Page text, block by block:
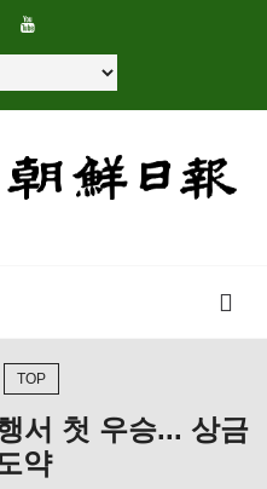
TOP
서 첫 우승... 상금
약